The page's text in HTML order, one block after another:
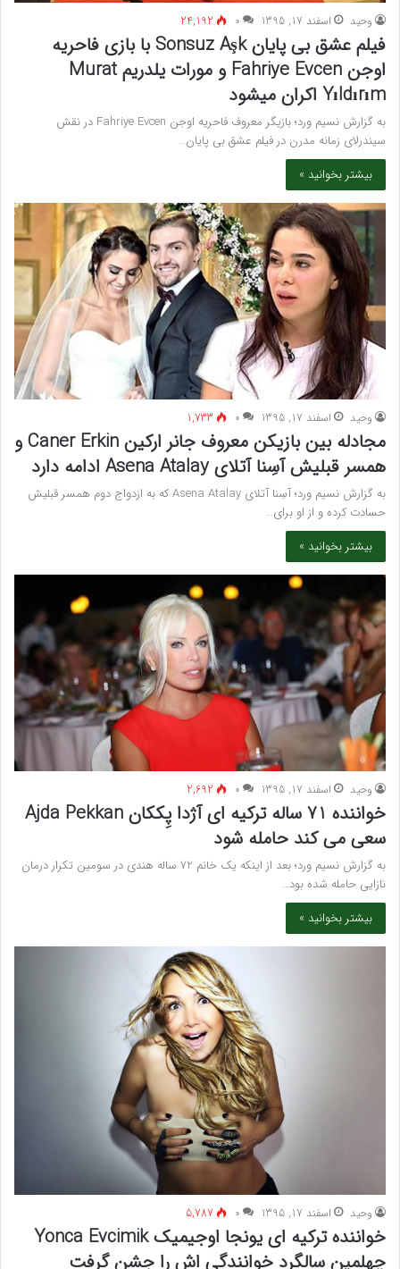
وحید اسفند 17, 1395 ۰ 24,192
فیلم عشق بی پایان Sonsuz Aşk با بازی فاحریه
اوجن Fahriye Evcen و مورات یلدریم Murat
Yıldırım اکران میشود
به گزارش نسیم ورد؛ بازیگر معروف فاحریه اوجن Fahriye Evcen در نقش
سیندرلای زمانه مدرن در فیلم عشق بی پایان…
بیشتر بخوانید »
وحید اسفند 17, 1395 ۰ 1,733
مجادله بین بازیکن معروف جانر ارکین Caner Erkin و
همسر قبلیش آسِنا آتلای Asena Atalay ادامه دارد
به گزارش نسیم ورد؛ آسِنا آتلای Asena Atalay که به ازدواج دوم همسر قبلیش
حسادت کرده و از او برای…
بیشتر بخوانید »
وحید اسفند 17, 1395 ۰ 2,692
خواننده 71 ساله ترکیه ای آژدا پِککان Ajda Pekkan
سعی می کند حامله شود
به گزارش نسیم ورد؛ بعد از اینکه یک خانم 72 ساله هندی در سومین تکرار درمان
نازایی حامله شده بود…
بیشتر بخوانید »
وحید اسفند 17, 1395 ۰ 5,787
خواننده ترکیه ای یونجا اوجیمیک Yonca Evcimik
چهلمین سالگرد خوانندگی اش را جشن گرفت